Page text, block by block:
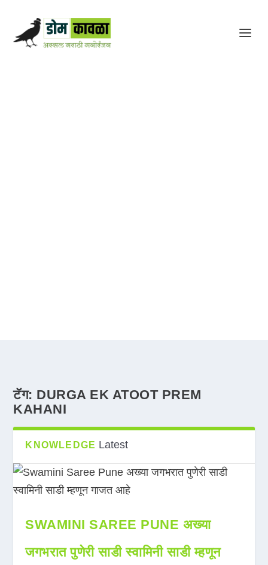
टॅग: DURGA EK ATOOT PREM
KAHANI
KNOWLEDGE Latest
SWAMINI SAREE PUNE अख्या
जगभरात पुणेरी साडी स्वामिनी साडी म्हणून